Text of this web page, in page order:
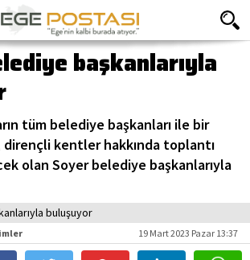
başkanlarıyla
tüm belediye başkanları ile bir
dirençli kentler hakkında toplantı
olan Soyer belediye başkanlarıyla
19 Mart 2023 Pazar 13:37